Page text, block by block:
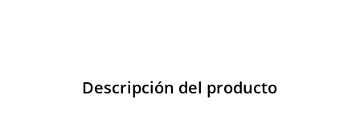
Descripción del producto